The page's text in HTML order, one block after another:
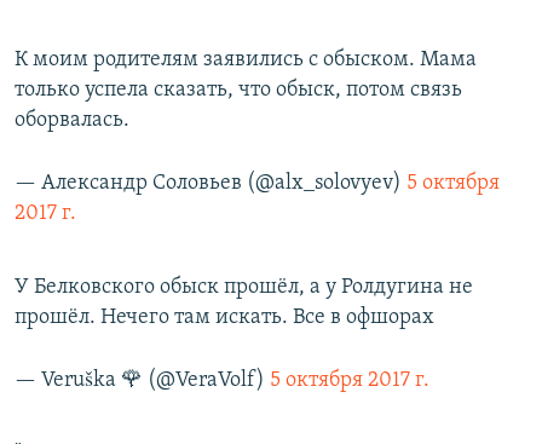
К моим родителям заявились с обыском. Мама
только успела сказать, что обыск, потом связь
оборвалась.
— Александр Соловьев (@alx_solovyev) 5 октября
2017 г.
У Белковского обыск прошёл, а у Ролдугина не
прошёл. Нечего там искать. Все в офшорах
— Veruška 🌹 (@VeraVolf) 5 октября 2017 г.